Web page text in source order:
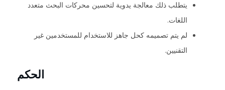
يتطلب ذلك معالجة يدوية لتحسين محركات البحث متعدد
اللغات.
لم يتم تصميمه كحل جاهز للاستخدام للمستخدمين غير
التقنيين.
الحكم